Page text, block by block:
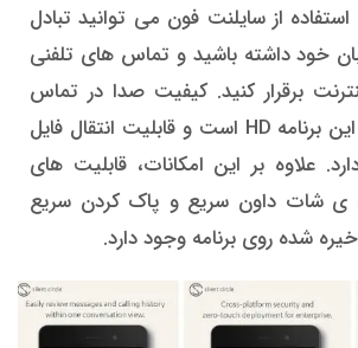
از سایلنت فون می توانید تبادل
خود داشته باشید و تماس های تلفنی
برقرار کنید. کیفیت صدا در تماس
های تلفنی رایگان این برنامه HD است و قابلیت انتقال فایل
علاوه بر این امکانات، قابلیت های
ی شات داون سریع و پاک کردن سریع
شده روی برنامه وجود دارد.